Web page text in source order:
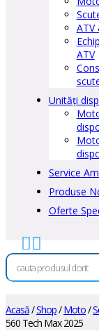
ATV
ATV
Unități
Service
Produse
Oferte
 
Caută
după:
Acasă/Shop/Moto/
560 Tech Max 2025